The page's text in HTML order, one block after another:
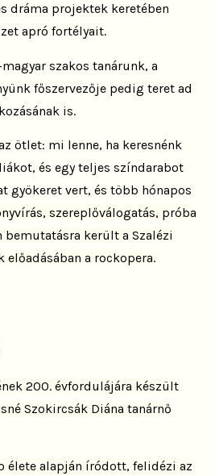
dráma projektek keretében
apró fortélyait.
szakos tanárunk, a
főszervezője pedig teret ad
is.
ötlet: mi lenne, ha keresnénk
és egy teljes színdarabot
gyökeret vert, és több hónapos
szereplőválogatás, próba
került a Szalézi
a rockopera.
200. évfordulájára készült
Szokircsák Diána tanárnő
élete alapján íródott, felidézi az